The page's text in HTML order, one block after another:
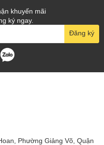
khuyến mãi
ký ngay.
Đăng ký
Phường Giảng Võ, Quận